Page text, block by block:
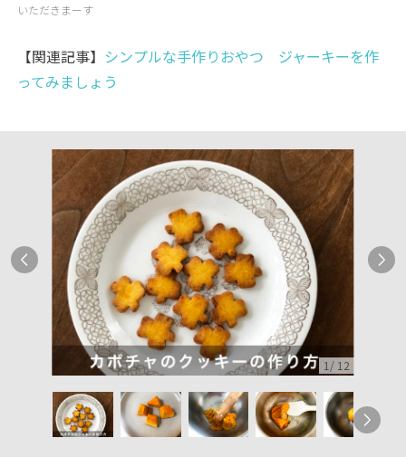
いただきまーす
【関連記事】 シンプルな手作りおやつ ジャーキーを作
ってみましょう
1 / 12